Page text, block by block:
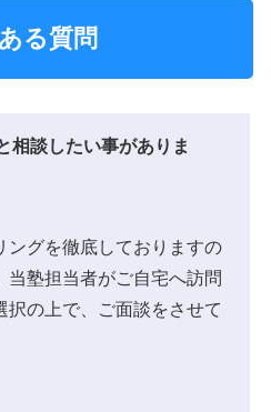
る質問
相談したい事がありま
ングを徹底しておりますの
当塾担当者がご自宅へ訪問
択の上で、ご面談をさせて